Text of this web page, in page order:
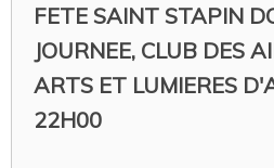
FETE SAINT STAPIN
JOURNEE, CLUB DES
ARTS ET LUMIERES
22H00